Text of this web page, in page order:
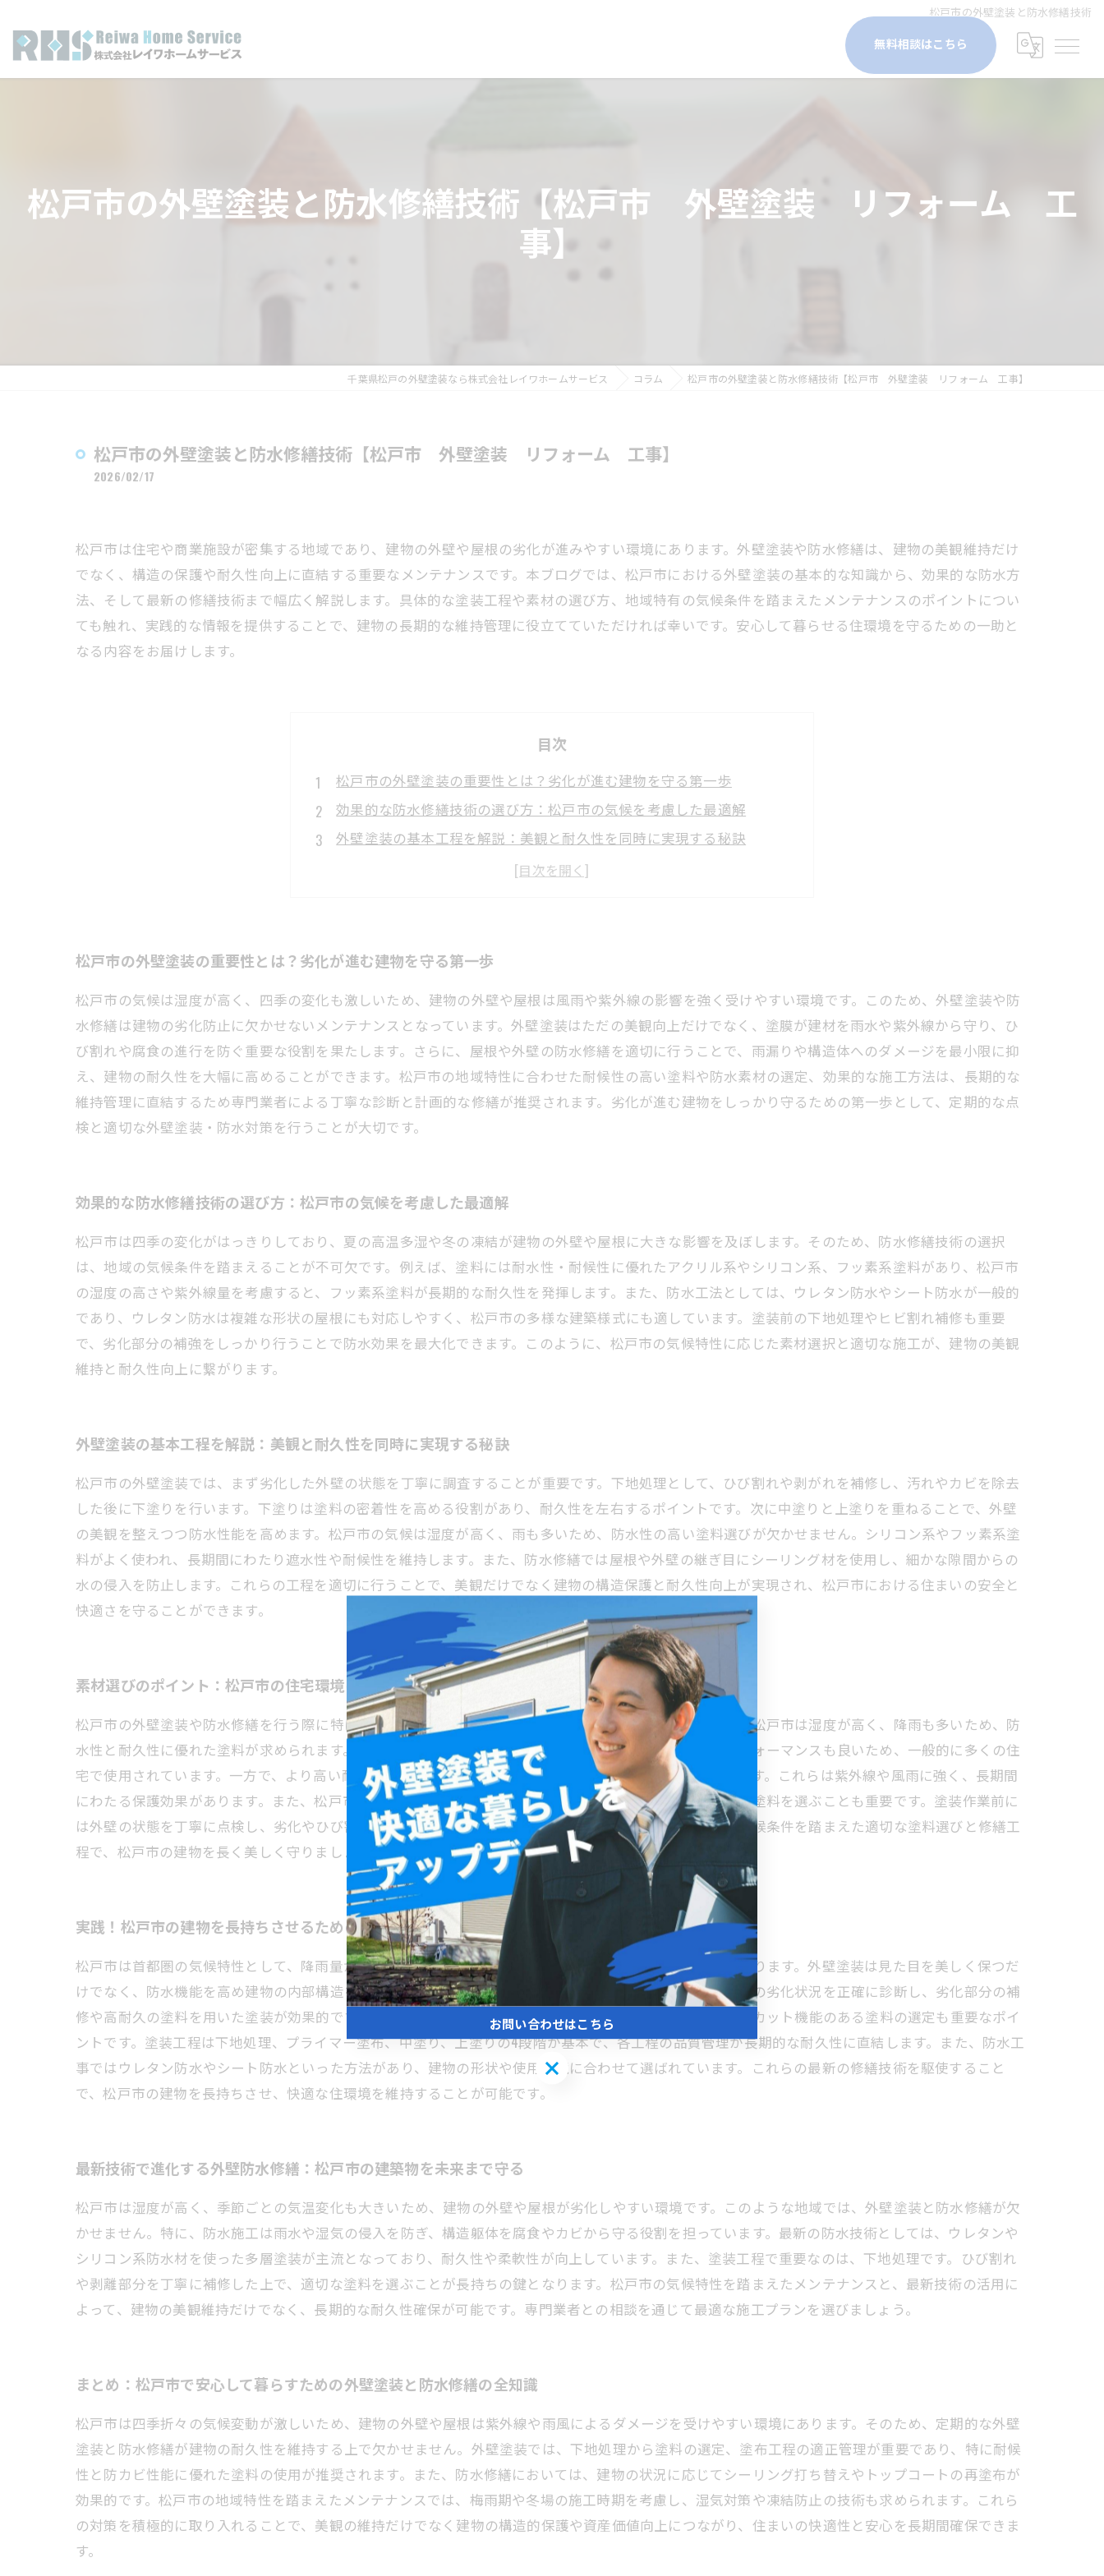
松戸市の外壁塗装と防水修繕技術
無料相談はこちら
松戸市の外壁塗装と防水修繕技術【松戸市 外壁塗装 リフォーム 工
事】
千葉県松戸の外壁塗装なら株式会社レイワホームサービス コラム 松戸市の外壁塗装と防水修繕技術【松戸市 外壁塗装 リフォーム 工事】
松戸市の外壁塗装と防水修繕技術【松戸市 外壁塗装 リフォーム 工事】
2026/02/17
松戸市は住宅や商業施設が密集する地域であり、建物の外壁や屋根の劣化が進みやすい環境にあります。外壁塗装や防水修繕は、建物の美観維持だけ
でなく、構造の保護や耐久性向上に直結する重要なメンテナンスです。本ブログでは、松戸市における外壁塗装の基本的な知識から、効果的な防水方
法、そして最新の修繕技術まで幅広く解説します。具体的な塗装工程や素材の選び方、地域特有の気候条件を踏まえたメンテナンスのポイントについ
ても触れ、実践的な情報を提供することで、建物の長期的な維持管理に役立てていただければ幸いです。安心して暮らせる住環境を守るための一助と
なる内容をお届けします。
目次
松戸市の外壁塗装の重要性とは？劣化が進む建物を守る第一歩
効果的な防水修繕技術の選び方：松戸市の気候を考慮した最適解
外壁塗装の基本工程を解説：美観と耐久性を同時に実現する秘訣
素材選びのポイント：松戸市の住宅環境に合った塗料とは
まとめ：松戸市で安心して暮らすための外壁塗装と防水修繕の全知識
松戸市の外壁塗装の重要性とは？劣化が進む建物を守る第一歩
松戸市の気候は湿度が高く、四季の変化も激しいため、建物の外壁や屋根は風雨や紫外線の影響を強く受けやすい環境です。このため、外壁塗装や防
水修繕は建物の劣化防止に欠かせないメンテナンスとなっています。外壁塗装はただの美観向上だけでなく、塗膜が建材を雨水や紫外線から守り、ひ
び割れや腐食の進行を防ぐ重要な役割を果たします。さらに、屋根や外壁の防水修繕を適切に行うことで、雨漏りや構造体へのダメージを最小限に抑
え、建物の耐久性を大幅に高めることができます。松戸市の地域特性に合わせた耐候性の高い塗料や防水素材の選定、効果的な施工方法は、長期的な
維持管理に直結するため専門業者による丁寧な診断と計画的な修繕が推奨されます。劣化が進む建物をしっかり守るための第一歩として、定期的な点
検と適切な外壁塗装・防水対策を行うことが大切です。
効果的な防水修繕技術の選び方：松戸市の気候を考慮した最適解
松戸市は四季の変化がはっきりしており、夏の高温多湿や冬の凍結が建物の外壁や屋根に大きな影響を及ぼします。そのため、防水修繕技術の選択
は、地域の気候条件を踏まえることが不可欠です。例えば、塗料には耐水性・耐候性に優れたアクリル系やシリコン系、フッ素系塗料があり、松戸市
の湿度の高さや紫外線量を考慮すると、フッ素系塗料が長期的な耐久性を発揮します。また、防水工法としては、ウレタン防水やシート防水が一般的
であり、ウレタン防水は複雑な形状の屋根にも対応しやすく、松戸市の多様な建築様式にも適しています。塗装前の下地処理やヒビ割れ補修も重要
で、劣化部分の補強をしっかり行うことで防水効果を最大化できます。このように、松戸市の気候特性に応じた素材選択と適切な施工が、建物の美観
維持と耐久性向上に繋がります。
外壁塗装の基本工程を解説：美観と耐久性を同時に実現する秘訣
松戸市の外壁塗装では、まず劣化した外壁の状態を丁寧に調査することが重要です。下地処理として、ひび割れや剥がれを補修し、汚れやカビを除去
した後に下塗りを行います。下塗りは塗料の密着性を高める役割があり、耐久性を左右するポイントです。次に中塗りと上塗りを重ねることで、外壁
の美観を整えつつ防水性能を高めます。松戸市の気候は湿度が高く、雨も多いため、防水性の高い塗料選びが欠かせません。シリコン系やフッ素系塗
料がよく使われ、長期間にわたり遮水性や耐候性を維持します。また、防水修繕では屋根や外壁の継ぎ目にシーリング材を使用し、細かな隙間からの
水の侵入を防止します。これらの工程を適切に行うことで、美観だけでなく建物の構造保護と耐久性向上が実現され、松戸市における住まいの安全と
快適さを守ることができます。
素材選びのポイント：松戸市の住宅環境に合った塗料とは
松戸市の外壁塗装や防水修繕を行う際に特に重要なのが、地域の気候や建物素材に合わせた塗料選びです。松戸市は湿度が高く、降雨も多いため、防
水性と耐久性に優れた塗料が求められます。例えば、シリコン系塗料は耐候性と防汚性に優れ、コストパフォーマンスも良いため、一般的に多くの住
宅で使用されています。一方で、より高い耐久性を求める場合はフッ素系塗料や無機塗料も選択肢となります。これらは紫外線や風雨に強く、長期間
にわたる保護効果があります。また、松戸市の住宅は木造が多いため、木材の呼吸を妨げない透湿性のある塗料を選ぶことも重要です。塗装作業前に
は外壁の状態を丁寧に点検し、劣化やひび割れ部分を補修することが耐久性向上につながります。地域の気候条件を踏まえた適切な塗料選びと修繕工
程で、松戸市の建物を長く美しく守りましょう。
実践！松戸市の建物を長持ちさせるための塗装と防水のメンテナンス術
松戸市は首都圏の気候特性として、降雨量が多く湿度が高いため、外壁や屋根の劣化が進みやすい環境にあります。外壁塗装は見た目を美しく保つだ
けでなく、防水機能を高め建物の内部構造を水から守る役割も果たします。特に防水修繕では、既存の塗膜の劣化状況を正確に診断し、劣化部分の補
修や高耐久の塗料を用いた塗装が効果的です。松戸市の気候に適したシリコン系やフッ素系塗料の使用、UVカット機能のある塗料の選定も重要なポイ
ントです。塗装工程は下地処理、プライマー塗布、中塗り、上塗りの4段階が基本で、各工程の品質管理が長期的な耐久性に直結します。また、防水工
事ではウレタン防水やシート防水といった方法があり、建物の形状や使用環境に合わせて選ばれています。これらの最新の修繕技術を駆使すること
で、松戸市の建物を長持ちさせ、快適な住環境を維持することが可能です。
最新技術で進化する外壁防水修繕：松戸市の建築物を未来まで守る
松戸市は湿度が高く、季節ごとの気温変化も大きいため、建物の外壁や屋根が劣化しやすい環境です。このような地域では、外壁塗装と防水修繕が欠
かせません。特に、防水施工は雨水や湿気の侵入を防ぎ、構造躯体を腐食やカビから守る役割を担っています。最新の防水技術としては、ウレタンや
シリコン系防水材を使った多層塗装が主流となっており、耐久性や柔軟性が向上しています。また、塗装工程で重要なのは、下地処理です。ひび割れ
や剥離部分を丁寧に補修した上で、適切な塗料を選ぶことが長持ちの鍵となります。松戸市の気候特性を踏まえたメンテナンスと、最新技術の活用に
よって、建物の美観維持だけでなく、長期的な耐久性確保が可能です。専門業者との相談を通じて最適な施工プランを選びましょう。
まとめ：松戸市で安心して暮らすための外壁塗装と防水修繕の全知識
松戸市は四季折々の気候変動が激しいため、建物の外壁や屋根は紫外線や雨風によるダメージを受けやすい環境にあります。そのため、定期的な外壁
塗装と防水修繕が建物の耐久性を維持する上で欠かせません。外壁塗装では、下地処理から塗料の選定、塗布工程の適正管理が重要であり、特に耐候
性と防カビ性能に優れた塗料の使用が推奨されます。また、防水修繕においては、建物の状況に応じてシーリング打ち替えやトップコートの再塗布が
効果的です。松戸市の地域特性を踏まえたメンテナンスでは、梅雨期や冬場の施工時期を考慮し、湿気対策や凍結防止の技術も求められます。これら
の対策を積極的に取り入れることで、美観の維持だけでなく建物の構造的保護や資産価値向上につながり、住まいの快適性と安心を長期間確保できま
す。
お問い合わせはこちら
お問い合わせはこちら